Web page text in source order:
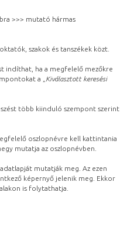
>>> mutató hármas
szakok és tanszékek közt.
indíthat, ha a megfelelő mezőkre
a „ Kiválasztott keresési
több kiinduló szempont szerint
oszlopnévre kell kattintania
mutatja az oszlopnévben.
mutatják meg. Az ezen
képernyő jelenik meg. Ekkor
is folytathatja.